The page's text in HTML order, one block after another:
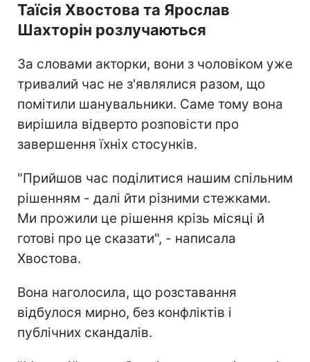
Таїсія Хвостова та Ярослав
Шахторін розлучаються
За словами акторки, вони з чоловіком уже
тривалий час не з'являлися разом, що
помітили шанувальники. Саме тому вона
вирішила відверто розповісти про
завершення їхніх стосунків.
"Прийшов час поділитися нашим спільним
рішенням - далі йти різними стежками.
Ми прожили це рішення крізь місяці й
готові про це сказати", - написала
Хвостова.
Вона наголосила, що розставання
відбулося мирно, без конфліктів і
публічних скандалів.